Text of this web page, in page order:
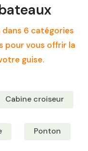
6 catégories
pour vous offrir la
guise.
Cabine croiseur
Ponton